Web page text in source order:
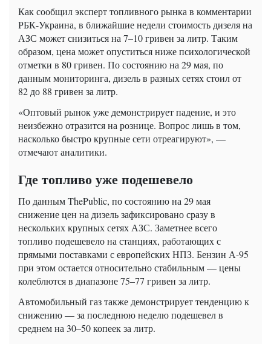
Как сообщил эксперт топливного рынка в комментарии
РБК-Украина, в ближайшие недели стоимость дизеля на
АЗС может снизиться на 7–10 гривен за литр. Таким
образом, цена может опуститься ниже психологической
отметки в 80 гривен. По состоянию на 29 мая, по
данным мониторинга, дизель в разных сетях стоил от
82 до 88 гривен за литр.
«Оптовый рынок уже демонстрирует падение, и это
неизбежно отразится на рознице. Вопрос лишь в том,
насколько быстро крупные сети отреагируют», —
отмечают аналитики.
Где топливо уже подешевело
По данным ThePublic, по состоянию на 29 мая
снижение цен на дизель зафиксировано сразу в
нескольких крупных сетях АЗС. Заметнее всего
топливо подешевело на станциях, работающих с
прямыми поставками с европейских НПЗ. Бензин А-95
при этом остается относительно стабильным — цены
колеблются в диапазоне 75–77 гривен за литр.
Автомобильный газ также демонстрирует тенденцию к
снижению — за последнюю неделю подешевел в
среднем на 30–50 копеек за литр.